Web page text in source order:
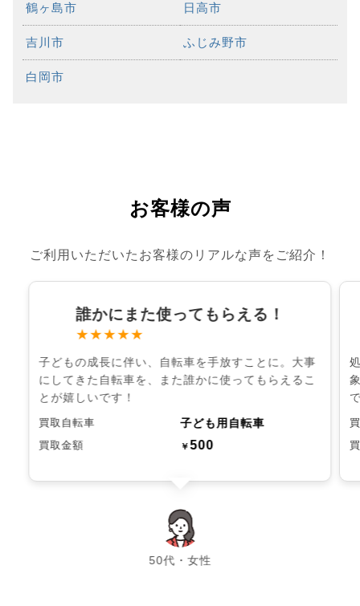
鶴ヶ島市 日高市
吉川市 ふじみ野市
白岡市
お客様の声
ご利用いただいたお客様のリアルな声をご紹介！
誰かにまた使ってもらえる！
★★★★★
子どもの成長に伴い、自転車を手放すことに。大事
にしてきた自転車を、また誰かに使ってもらえるこ
とが嬉しいです！
買取自転車 子ども用自転車
買取金額 ￥500
50代・女性
chevron_left chevron_right